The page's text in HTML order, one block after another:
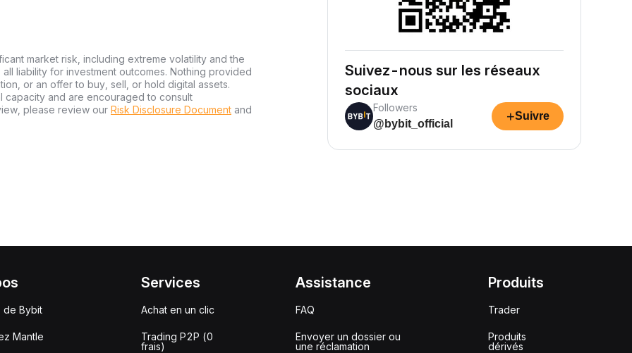
market risk, including extreme volatility and the
liability for investment outcomes. Nothing provided
or an offer to buy, sell, or hold digital assets.
capacity and are encouraged to consult
please review our Risk Disclosure Document and
Suivez-nous sur les réseaux
sociaux
Followers
@bybit_official
+Suivre
de Bybit
Mantle
Services
Achat en un clic
Trading P2P (0
frais)
Assistance
FAQ
Envoyer un dossier ou
une réclamation
Produits
Trader
Produits
dérivés